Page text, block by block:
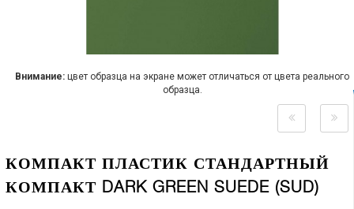
Внимание: цвет образца на экране может отличаться от цвета реального
образца.
КОМПАКТ ПЛАСТИК СТАНДАРТНЫЙ
КОМПАКТ DARK GREEN SUEDE (SUD)